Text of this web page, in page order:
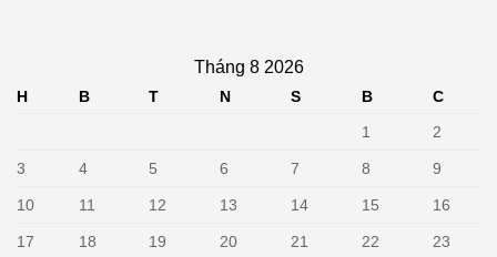
Tháng 8 2026
H B T N S B
C
1
2
3 4 5 6 7 8 9
10 11 12 13 14 15 16
17 18 19 20 21 22 23